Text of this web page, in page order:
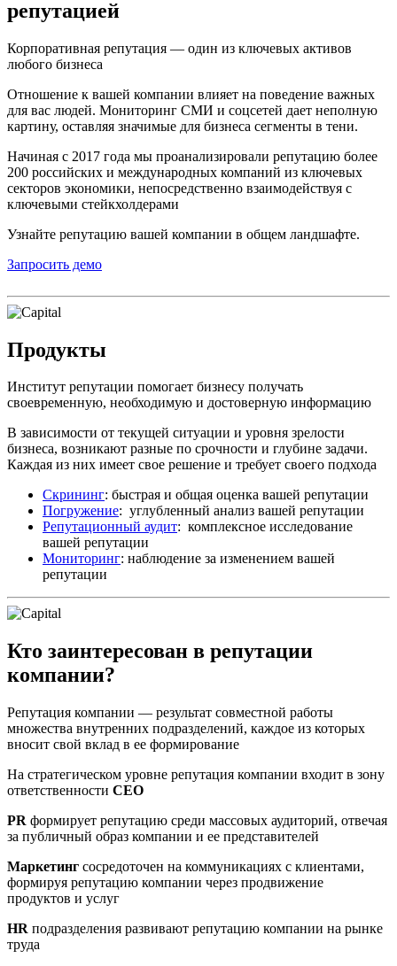
репутацией
Корпоративная репутация — один из ключевых активов
любого бизнеса
Отношение к вашей компании влияет на поведение важных
для вас людей. Мониторинг СМИ и соцсетей дает неполную
картину, оставляя значимые для бизнеса сегменты в тени.
Начиная с 2017 года мы проанализировали репутацию более
200 российских и международных компаний из ключевых
секторов экономики, непосредственно взаимодействуя с
ключевыми стейкхолдерами
Узнайте репутацию вашей компании в общем ландшафте.
Запросить демо
Продукты
Институт репутации помогает бизнесу получать
своевременную, необходимую и достоверную информацию
В зависимости от текущей ситуации и уровня зрелости
бизнеса, возникают разные по срочности и глубине задачи.
Каждая из них имеет свое решение и требует своего подхода
Скрининг: быстрая и общая оценка вашей репутации
Погружение: углубленный анализ вашей репутации
Репутационный аудит: комплексное исследование
вашей репутации
Мониторинг: наблюдение за изменением вашей
репутации
Кто заинтересован в репутации
компании?
Репутация компании — результат совместной работы
множества внутренних подразделений, каждое из которых
вносит свой вклад в ее формирование
На стратегическом уровне репутация компании входит в зону
ответственности CEO
PR формирует репутацию среди массовых аудиторий, отвечая
за публичный образ компании и ее представителей
Маркетинг сосредоточен на коммуникациях с клиентами,
формируя репутацию компании через продвижение
продуктов и услуг
HR подразделения развивают репутацию компании на рынке
труда